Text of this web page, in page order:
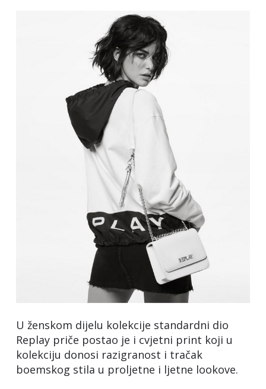
U ženskom dijelu kolekcije standardni dio
Replay priče postao je i cvjetni print koji u
kolekciju donosi razigranost i tračak
boemskog stila u proljetne i ljetne lookove.